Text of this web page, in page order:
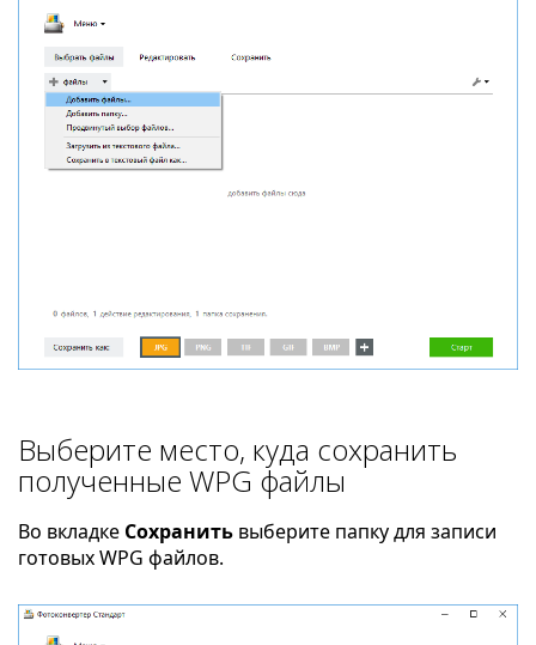
Выберите место, куда сохранить
полученные WPG файлы
Во вкладке Сохранить выберите папку для записи
готовых WPG файлов.